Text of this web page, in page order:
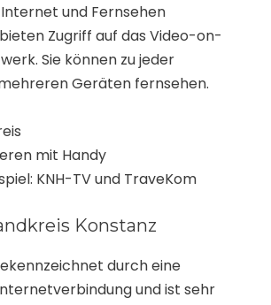
und Fernsehen
Zugriff auf das Video-on-
Sie können zu jeder
Geräten fernsehen.
mit Handy
KNH-TV und TraveKom
Konstanz
durch eine
und ist sehr